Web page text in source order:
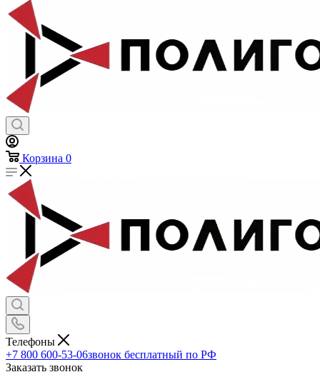
Корзина 0
Телефоны
+7 800 600-53-06звонок бесплатный по РФ
Заказать звонок